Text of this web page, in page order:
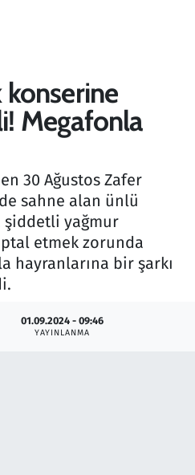
konserine
Megafonla
30 Ağustos Zafer
sahne alan ünlü
şiddetli yağmur
etmek zorunda
hayranlarına bir şarkı
01.09.2024 - 09:46
YAYINLANMA